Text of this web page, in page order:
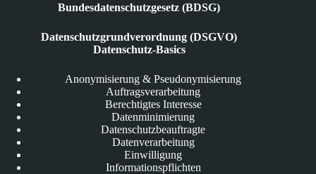
Bundesdatenschutzgesetz (BDSG)
Datenschutzgrundverordnung (DSGVO)
Datenschutz-Basics
Anonymisierung & Pseudonymisierung
Auftragsverarbeitung
Berechtigtes Interesse
Datenminimierung
Datenschutzbeauftragte
Datenverarbeitung
Einwilligung
Informationspflichten